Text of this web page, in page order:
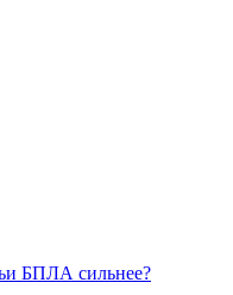
БПЛА сильнее?